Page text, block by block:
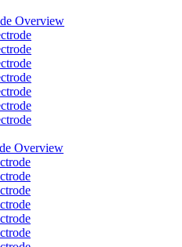
Overview
Overview